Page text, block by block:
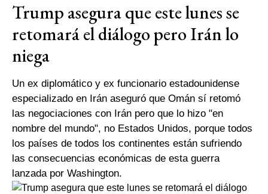
Trump asegura que este lunes se
retomará el diálogo pero Irán lo
niega
Un ex diplomático y ex funcionario estadounidense
especializado en Irán aseguró que Omán sí retomó
las negociaciones con Irán pero que lo hizo "en
nombre del mundo", no Estados Unidos, porque todos
los países de todos los continentes están sufriendo
las consecuencias económicas de esta guerra
lanzada por Washington.